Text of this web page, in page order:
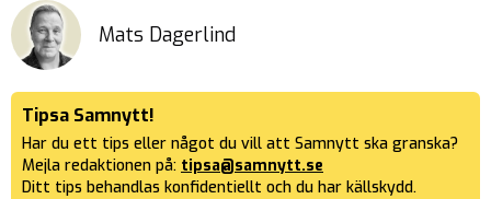
Mats Dagerlind
Tipsa Samnytt!
Har du ett tips eller något du vill att Samnytt ska granska?
Mejla redaktionen på: tipsa@samnytt.se
Ditt tips behandlas konfidentiellt och du har källskydd.